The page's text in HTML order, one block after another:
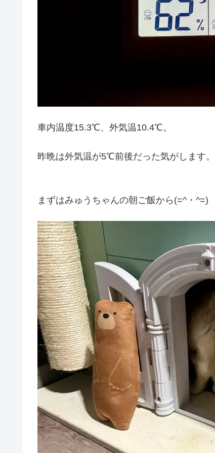
車内温度15.3℃、外気温10.4℃。
昨晩は外気温が5℃前後だった気がします。
まずはみゅうちゃんの朝ご飯から(=^・^=)